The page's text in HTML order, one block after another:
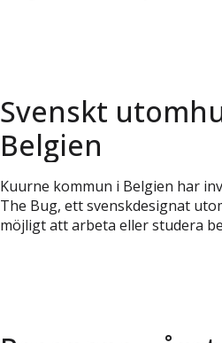
Svenskt
Belgien
Kuurne kommun i Belgien har
The Bug, ett svenskdesignat
möjligt att arbeta eller studera